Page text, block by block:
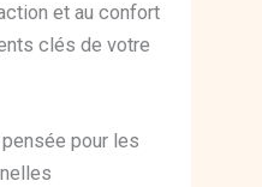
et au confort
clés de votre
pour les